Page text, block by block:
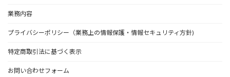
業務内容
プライバシーポリシー（業務上の情報保護・情報セキュリティ方針)
特定商取引法に基づく表示
お問い合わせフォーム